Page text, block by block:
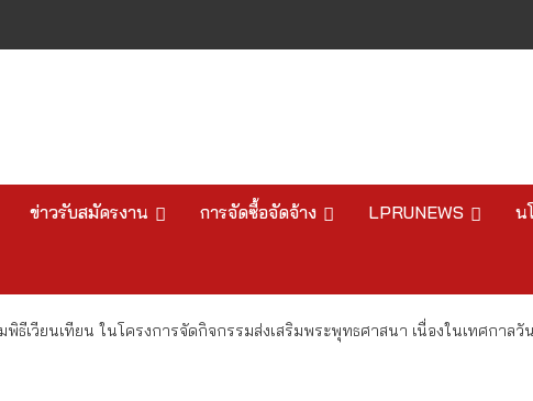
ข่าวรับสมัครงาน การจัดซื้อจัดจ้าง LPRUNEWS น
พิธีเวียนเทียน​ ในโครงการจัดกิจกรรมส่งเสริมพระพุทธศาสนา เนื่องในเทศกาล